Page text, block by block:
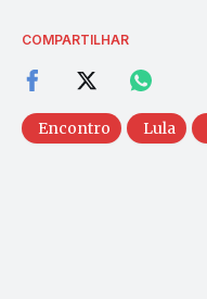
COMPARTILHAR
Encontro Lula